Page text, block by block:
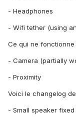
- Headphones
- Wifi tether (using
Ce qui ne fonctionne
- Camera (partially
- Proximity
Voici le changelog de
- Small speaker fixed